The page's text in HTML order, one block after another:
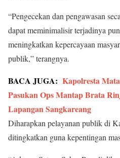
“Pengecekan dan pengawasan
dapat meminimalisir terjadinya
meningkatkan kepercayaan
publik,” terangnya.
BACA JUGA: Kapolresta
Pasukan Ops Mantap Brata
Lapangan Sangkareang
Diharapkan pelayanan publik di
ditingkatkan guna kepentingan